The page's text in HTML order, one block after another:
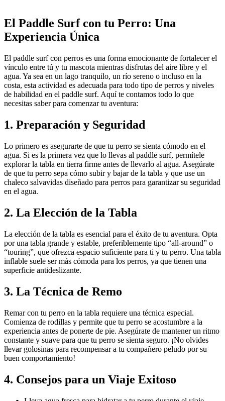
El Paddle Surf con tu Perro: Una
Experiencia Única
El paddle surf con perros es una forma emocionante de fortalecer el
vínculo entre tú y tu mascota mientras disfrutas del aire libre y el
agua. Ya sea en un lago tranquilo, un río sereno o incluso en la
costa, esta actividad es adecuada para todo tipo de perros y niveles
de habilidad en el paddle surf. Aquí te contamos todo lo que
necesitas saber para comenzar tu aventura:
1. Preparación y Seguridad
Lo primero es asegurarte de que tu perro se sienta cómodo en el
agua. Si es la primera vez que lo llevas al paddle surf, permítele
explorar la tabla en tierra firme antes de llevarlo al agua. Asegúrate
de que tu perro sepa cómo subir y bajar de la tabla y que use un
chaleco salvavidas diseñado para perros para garantizar su seguridad
en el agua.
2. La Elección de la Tabla
La elección de la tabla es esencial para el éxito de tu aventura. Opta
por una tabla grande y estable, preferiblemente tipo “all-around” o
“touring”, que ofrezca espacio suficiente para ti y tu perro. Una tabla
inflable suele ser más cómoda para los perros, ya que tienen una
superficie antideslizante.
3. La Técnica de Remo
Remar con tu perro en la tabla requiere una técnica especial.
Comienza de rodillas y permite que tu perro se acostumbre a la
experiencia antes de ponerte de pie. Asegúrate de mantener un ritmo
constante y suave para que tu perro se sienta seguro. ¡No olvides
llevar golosinas para recompensar a tu compañero peludo por su
buen comportamiento!
4. Consejos para un Viaje Exitoso